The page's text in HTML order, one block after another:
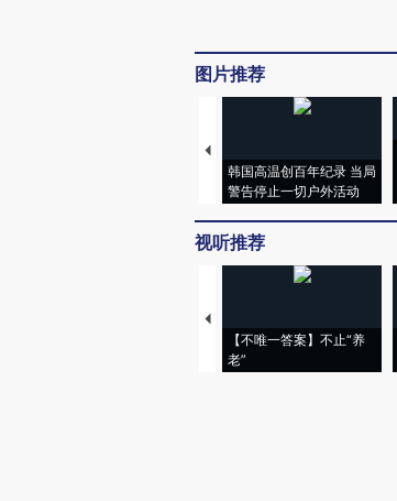
图片推荐
韩国高温创百年纪录 当局
警告停止一切户外活动
视听推荐
【不唯一答案】不止“养
老”